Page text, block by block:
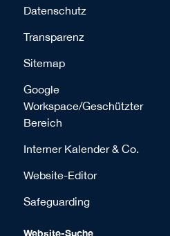
Datenschutz
Transparenz
Sitemap
Google
Workspace/Geschützter
Bereich
Interner Kalender & Co.
Website-Editor
Safeguarding
Website-Suche